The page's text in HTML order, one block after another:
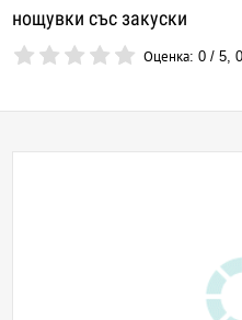
нощувки със закуски
Оценка:0 /5,0